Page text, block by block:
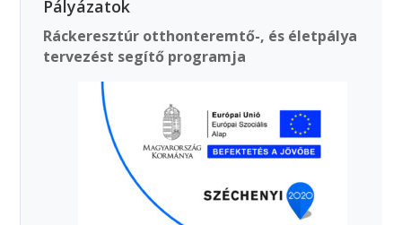
Pályázatok
Ráckeresztúr otthonteremtő-, és életpálya
tervezést segítő programja